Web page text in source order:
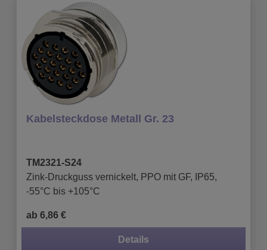
Kabelsteckdose Metall Gr. 23
TM2321-S24
Zink-Druckguss vernickelt, PPO mit GF, IP65,
-55°C bis +105°C
ab 6,86 €
Details